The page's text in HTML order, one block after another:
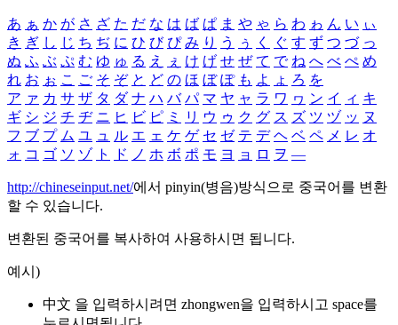
あ ぁ か が さ ざ た だ な は ば ぱ ま や ゃ ら わ ゎ ん い ぃ
き ぎ し じ ち ぢ に ひ び ぴ み り う ぅ く ぐ す ず つ づ っ
ぬ ふ ぶ ぷ む ゆ ゅ る え ぇ け げ せ ぜ て で ね へ べ ぺ め
れ お ぉ こ ご そ ぞ と ど の ほ ぼ ぽ も よ ょ ろ を
ア ァ カ サ ザ タ ダ ナ ハ バ パ マ ヤ ャ ラ ワ ヮ ン イ ィ キ
ギ シ ジ チ ヂ ニ ヒ ビ ピ ミ リ ウ ゥ ク グ ス ズ ツ ヅ ッ ヌ
フ ブ プ ム ユ ュ ル エ ェ ケ ゲ セ ゼ テ デ ヘ ベ ペ メ レ オ
ォ コ ゴ ソ ゾ ト ド ノ ホ ボ ポ モ ヨ ョ ロ ヲ ―
http://chineseinput.net/에서 pinyin(병음)방식으로 중국어를 변환
할 수 있습니다.
변환된 중국어를 복사하여 사용하시면 됩니다.
예시)
中文 을 입력하시려면 zhongwen을 입력하시고 space를